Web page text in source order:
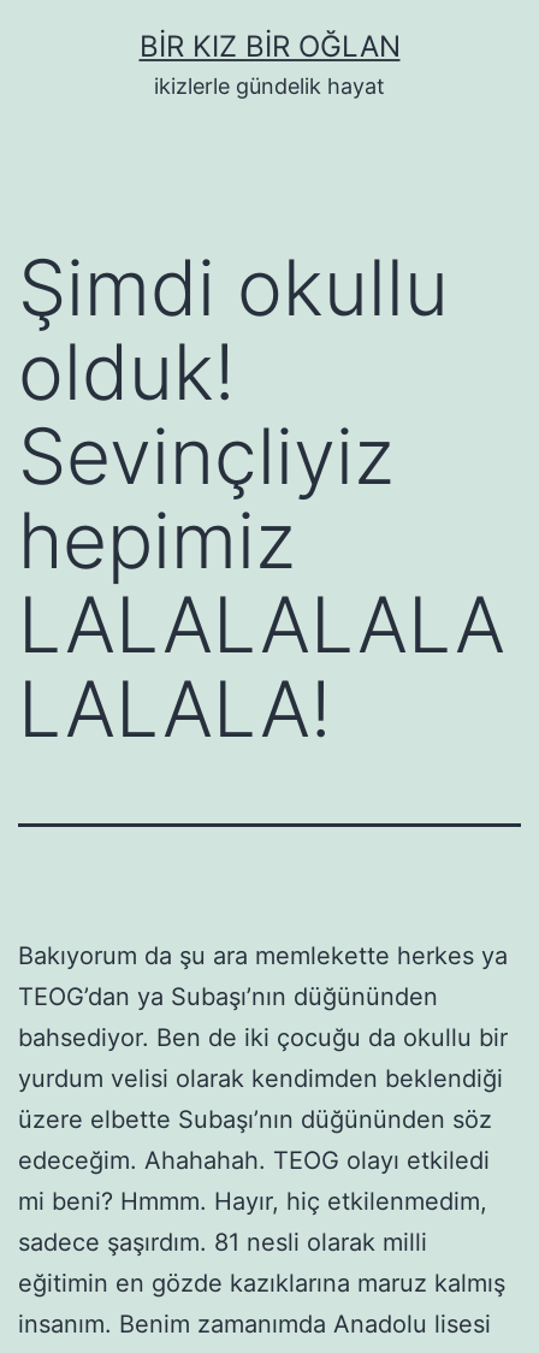
BIR KIZ BIR OĞLAN
ikizlerle gündelik hayat
Şimdi okullu
olduk!
Sevinçliyiz
hepimiz
LALALALALA
LALALA!
Bakıyorum da şu ara memlekette herkes ya
TEOG’dan ya Subaşı’nın düğününden
bahsediyor. Ben de iki çocuğu da okullu bir
yurdum velisi olarak kendimden beklendiği
üzere elbette Subaşı’nın düğününden söz
edeceğim. Ahahahah. TEOG olayı etkiledi
mi beni? Hmmm. Hayır, hiç etkilenmedim,
sadece şaşırdım. 81 nesli olarak milli
eğitimin en gözde kazıklarına maruz kalmış
insanım. Benim zamanımda Anadolu lisesi